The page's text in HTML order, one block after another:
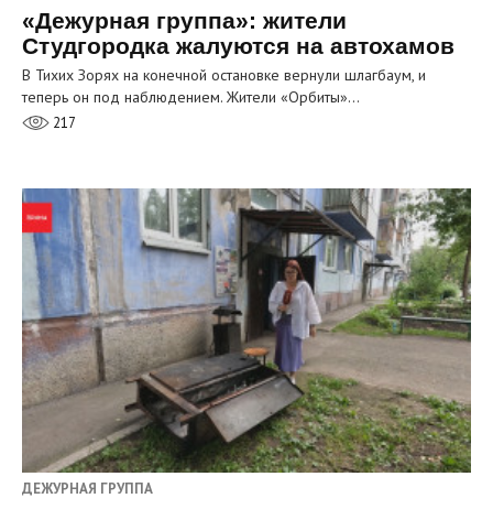
«Дежурная группа»: жители
Студгородка жалуются на автохамов
В Тихих Зорях на конечной остановке вернули шлагбаум, и
теперь он под наблюдением. Жители «Орбиты»…
217
ДЕЖУРНАЯ ГРУППА